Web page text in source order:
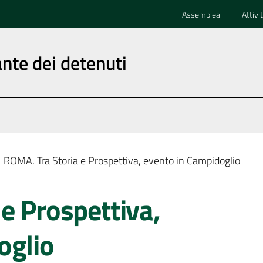
Assemblea
dei detenuti
ROMA. Tra Storia e Prospettiva, evento in Campidoglio
Prospettiva,